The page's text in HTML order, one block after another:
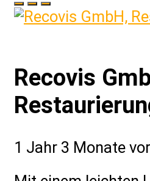
Recovis
1 Jahr 3 Monate vor